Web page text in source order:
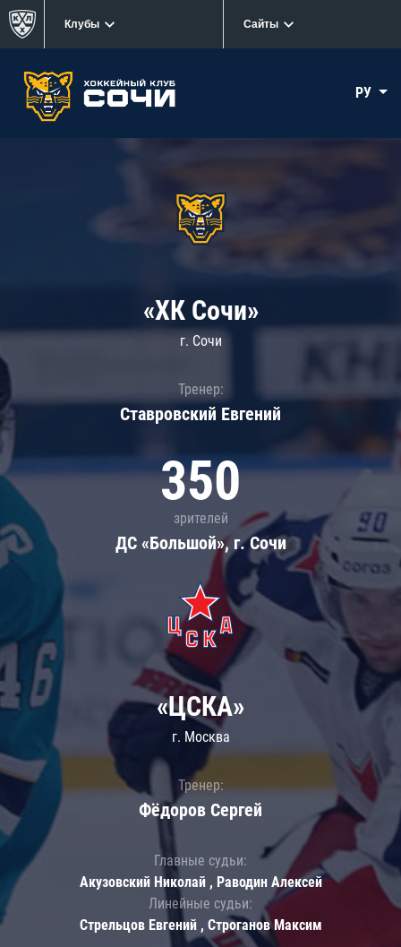
Клубы Сайты
РУ
«ХК Сочи»
г. Сочи
Тренер:
Ставровский Евгений
350
зрителей
ДС «Большой», г. Сочи
«ЦСКА»
г. Москва
Тренер:
Фёдоров Сергей
Главные судьи:
Акузовский Николай , Раводин Алексей
Линейные судьи:
Стрельцов Евгений , Строганов Максим